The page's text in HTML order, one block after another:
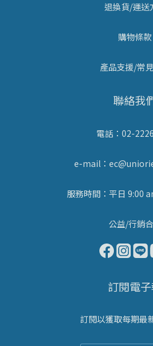
退換貨/運送
購物條款
產品支援/常
聯絡我
電話：02-
e-mail：
服務時間：平日 9:00
公益/行銷
訂閱電
訂閱以獲取每期最